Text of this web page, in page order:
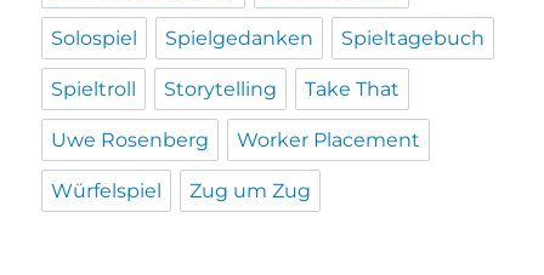
Solospiel Spielgedanken Spieltagebuch
Spieltroll Storytelling Take That
Uwe Rosenberg Worker Placement
Würfelspiel Zug um Zug